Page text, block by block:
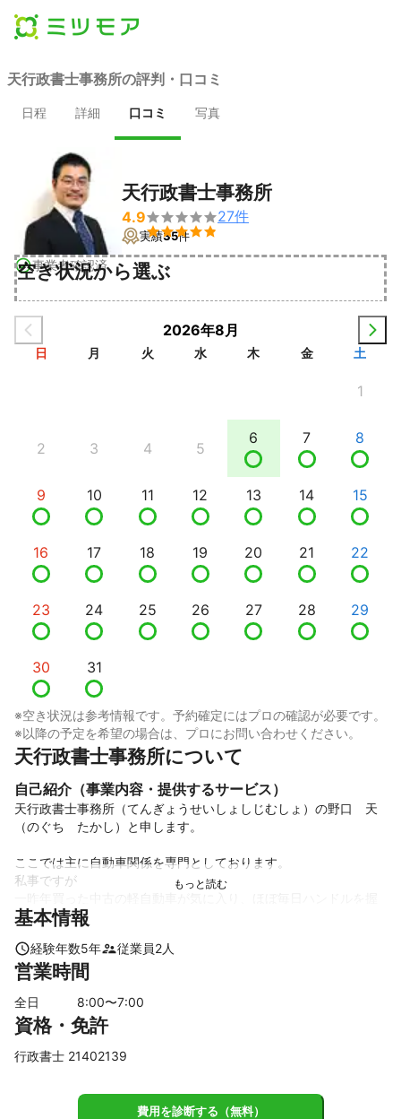
天行政書士事務所の評判・口コミ
日程 詳細 口コミ 写真
事業者確認済
天行政書士事務所
4.9

27件
実績35件
空き状況から選ぶ
2026年8月
日 月 火 水 木 金 土
1
2 3 4 5
6 7 8
9 10 11 12 13 14 15
16 17 18 19 20 21 22
23 24 25 26 27 28 29
30 31
※空き状況は参考情報です。予約確定にはプロの確認が必要です。
※以降の予定を希望の場合は、プロにお問い合わせください。
天行政書士事務所について
自己紹介（事業内容・提供するサービス）
天行政書士事務所（てんぎょうせいしょしじむしょ）の野口　天
（のぐち　たかし）と申します。
ここでは主に自動車関係を専門としております。
私事ですが
っております🚘
す。
なので動けばいい！という感じです。高級車とか凄いなぁと思う
昔は一時停止などでよく切符を切られていたのですが、年齢を重
ねていったらアクセルを優しく踏むように
っております。
基本情報
経験年数5年 従業員2人
営業時間
全日 8:00〜7:00
資格・免許
行政書士 21402139
費用を診断する（無料）